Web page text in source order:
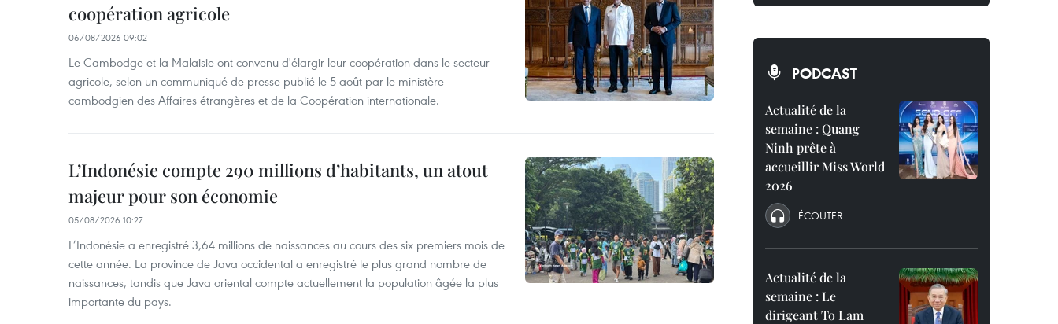
coopération agricole
06/08/2026 09:02
Le Cambodge et la Malaisie ont convenu d'élargir leur coopération dans le secteur
agricole, selon un communiqué de presse publié le 5 août par le ministère
cambodgien des Affaires étrangères et de la Coopération internationale.
L’Indonésie compte 290 millions d’habitants, un atout
majeur pour son économie
05/08/2026 10:27
L’Indonésie a enregistré 3,64 millions de naissances au cours des six premiers mois de
cette année. La province de Java occidental a enregistré le plus grand nombre de
naissances, tandis que Java oriental compte actuellement la population âgée la plus
importante du pays.
PODCAST
Actualité de la
semaine : Quang
Ninh prête à
accueillir Miss World
2026
ÉCOUTER
Actualité de la
semaine : Le
dirigeant To Lam